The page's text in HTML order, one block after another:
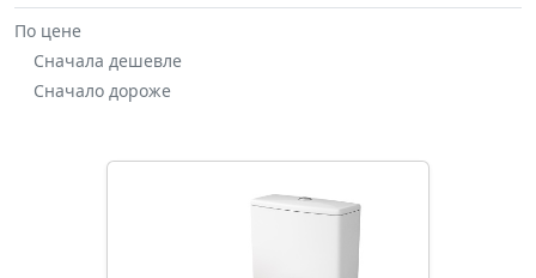
По цене
Сначала дешевле
Сначало дороже